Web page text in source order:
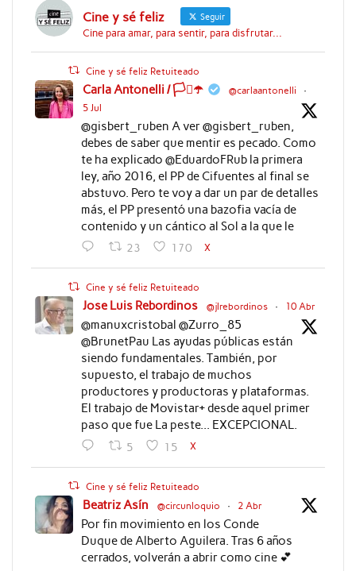
Cine y sé feliz Seguir
Cine para amar, para sentir, para disfrutar...
Cine y sé feliz Retuiteado
Carla Antonelli / 🏳️‍⚧️☂️ @carlaantonelli
·
5 Jul
@gisbert_ruben A ver @gisbert_ruben,
debes de saber que mentir es pecado. Como
te ha explicado @EduardoFRub la primera
ley, año 2016, el PP de Cifuentes al final se
abstuvo. Pero te voy a dar un par de detalles
más, el PP presentó una bazofia vacía de
contenido y un cántico al Sol a la que le
23 170 X
Cine y sé feliz Retuiteado
Jose Luis Rebordinos @jlrebordinos · 10 Abr
@manuxcristobal @Zurro_85
@BrunetPau Las ayudas públicas están
siendo fundamentales. También, por
supuesto, el trabajo de muchos
productores y productoras y plataformas.
El trabajo de Movistar+ desde aquel primer
paso que fue La peste... EXCEPCIONAL.
5 15 X
Cine y sé feliz Retuiteado
Beatriz Asín @circunloquio · 2 Abr
Por fin movimiento en los Conde
Duque de Alberto Aguilera. Tras 6 años
cerrados, volverán a abrir como cine 💕